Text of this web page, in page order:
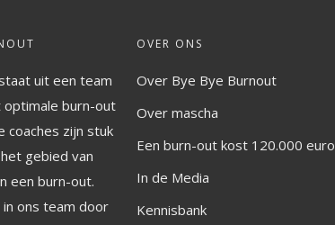
uit een team
optimale burn-out
coaches zijn stuk
gebied van
een burn-out.
ons team door
OVER ONS
Over Bye Bye Burnout
Over mascha
Een burn-out kost 120.000 euro
In de Media
Kennisbank